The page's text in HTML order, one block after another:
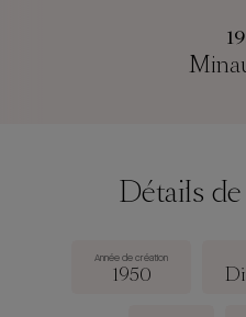
Détails
Année de création
1950